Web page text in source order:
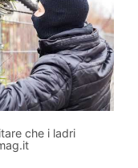
che i ladri